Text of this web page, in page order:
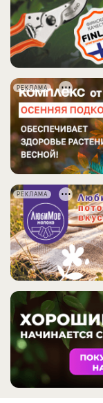
РЕКЛАМА
РЕКЛАМА